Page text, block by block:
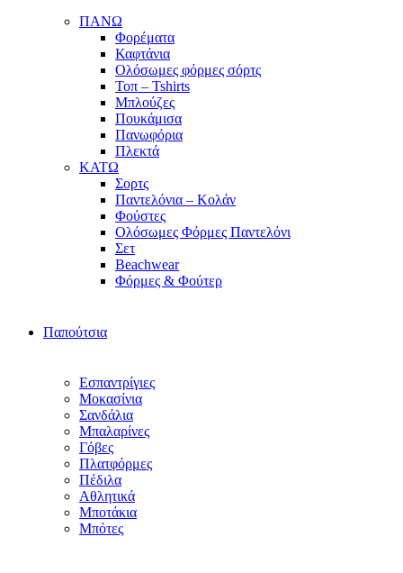
ΠΑΝΩ
Φορέματα
Καφτάνια
Ολόσωμες φόρμες σόρτς
Τοπ – Tshirts
Μπλούζες
Πουκάμισα
Πανωφόρια
Πλεκτά
ΚΑΤΩ
Σορτς
Παντελόνια – Κολάν
Φούστες
Ολόσωμες Φόρμες Παντελόνι
Σετ
Beachwear
Φόρμες & Φούτερ
Παπούτσια
Εσπαντρίγιες
Μοκασίνια
Σανδάλια
Μπαλαρίνες
Γόβες
Πλατφόρμες
Πέδιλα
Αθλητικά
Μποτάκια
Μπότες